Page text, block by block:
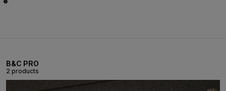
B&C PRO
2 products